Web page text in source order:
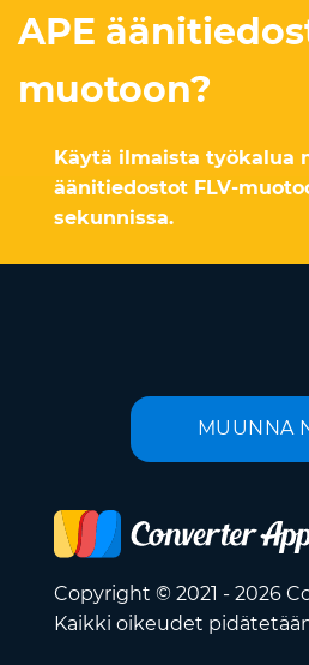
APE
muotoon?
Käytä ilmaista työkalua
äänitiedostot FLV-
sekunnissa.
MUUNNA
Copyright © 2021 - 2026
Kaikki oikeudet